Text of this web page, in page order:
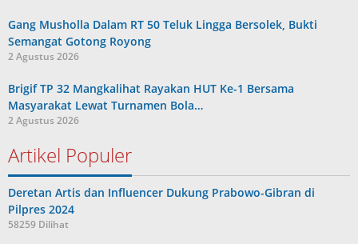
Gang Musholla Dalam RT 50 Teluk Lingga Bersolek, Bukti
Semangat Gotong Royong
2 Agustus 2026
Brigif TP 32 Mangkalihat Rayakan HUT Ke-1 Bersama
Masyarakat Lewat Turnamen Bola…
2 Agustus 2026
Artikel Populer
Deretan Artis dan Influencer Dukung Prabowo-Gibran di
Pilpres 2024
58259 Dilihat